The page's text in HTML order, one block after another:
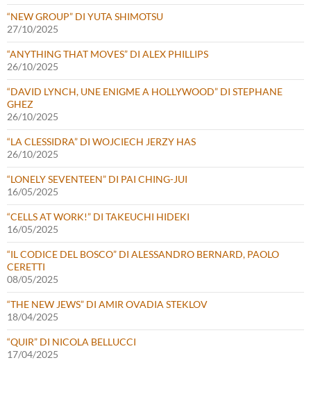
“NEW GROUP” DI YUTA SHIMOTSU
27/10/2025
“ANYTHING THAT MOVES” DI ALEX PHILLIPS
26/10/2025
“DAVID LYNCH, UNE ENIGME A HOLLYWOOD” DI STEPHANE
GHEZ
26/10/2025
“LA CLESSIDRA” DI WOJCIECH JERZY HAS
26/10/2025
“LONELY SEVENTEEN” DI PAI CHING-JUI
16/05/2025
“CELLS AT WORK!” DI TAKEUCHI HIDEKI
16/05/2025
“IL CODICE DEL BOSCO” DI ALESSANDRO BERNARD, PAOLO
CERETTI
08/05/2025
“THE NEW JEWS” DI AMIR OVADIA STEKLOV
18/04/2025
“QUIR” DI NICOLA BELLUCCI
17/04/2025